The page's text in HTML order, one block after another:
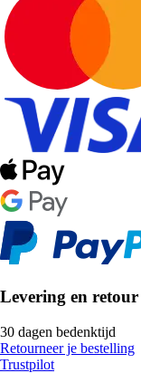
Levering en retour
30 dagen bedenktijd
Retourneer je bestelling
Trustpilot